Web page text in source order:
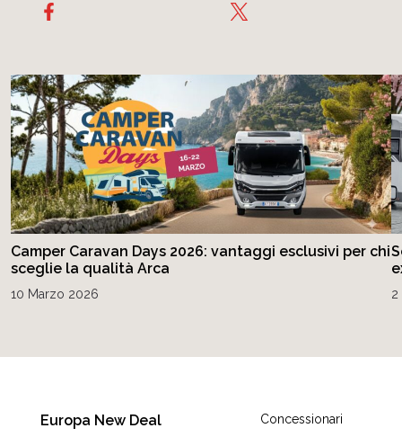
Camper Caravan Days 2026: vantaggi esclusivi per chi
sceglie la qualità Arca
10 Marzo 2026 2
Europa New Deal
Concessionari